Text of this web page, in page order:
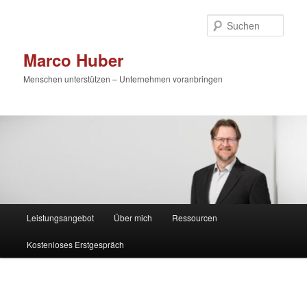
Marco Huber
Menschen unterstützen – Unternehmen voranbringen
Leistungsangebot Über mich Ressourcen
Kostenloses Erstgespräch